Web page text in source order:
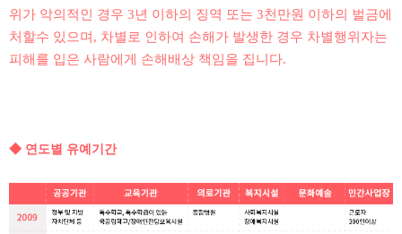
위가 악의적인 경우 3년 이하의 징역 또는 3천만원 이하의 벌금에
처할수 있으며, 차별로 인하여 손해가 발생한 경우 차별행위자는
피해를 입은 사람에게 손해배상 책임을 집니다.
◆ 연도별 유예기간